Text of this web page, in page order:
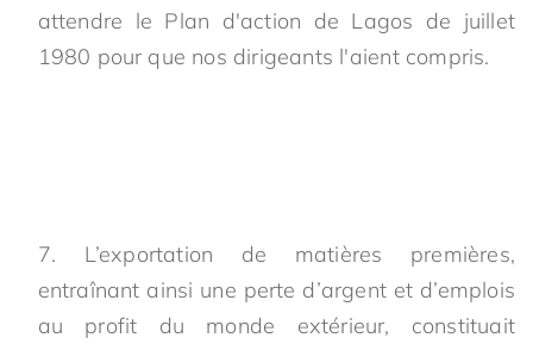
attendre le Plan d'action de Lagos de juillet
1980 pour que nos dirigeants l'aient compris.
L’exportation de matières premières,
entraînant ainsi une perte d’argent et d’emplois
au profit du monde extérieur, constituait